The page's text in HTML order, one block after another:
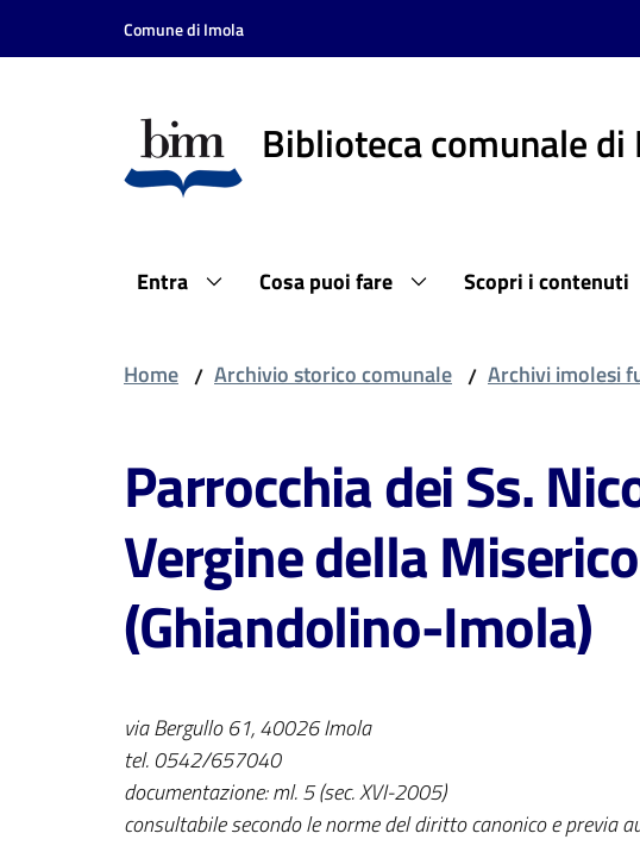
Vai al contenuto
Vai alla navigazione
Comune di Imola
Biblioteca comunale di
Entra Cosa puoi fare Scopri i contenuti
Home / Archivio storico comunale / Archivi imolesi
Parrocchia dei Ss.
Vergine della
(Ghiandolino-Imola)
via Bergullo 61, 40026 Imola
tel. 0542/657040
documentazione: ml. 5 (sec. XVI-2005)
consultabile secondo le norme del diritto canonico e previa